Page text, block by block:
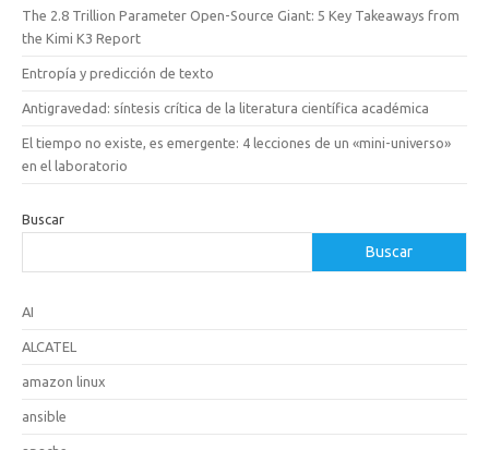
The 2.8 Trillion Parameter Open-Source Giant: 5 Key Takeaways from
the Kimi K3 Report
Entropía y predicción de texto
Antigravedad: síntesis crítica de la literatura científica académica
El tiempo no existe, es emergente: 4 lecciones de un «mini-universo»
en el laboratorio
Buscar
Buscar
AI
ALCATEL
amazon linux
ansible